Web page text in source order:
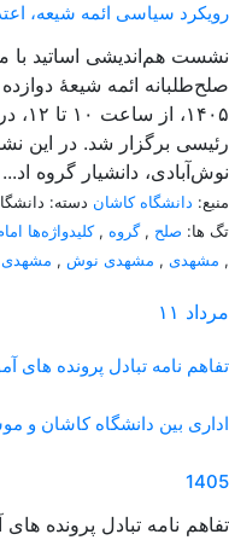
رویکرد سیاسی ائمه شیعه،
نشست هم‌اندیشی اساتید
رئیسی برگزار شد. در
نوش‌آبادی، دانشیار گروه اد...
منبع: دانشگاه کاشان دسته:
تگ ها: صلح ,گروه ,کلیدواژه‌ها
مشهدی , مشهدی نوش , مشهدی ,
۱۱ مرداد
تفاهم نامه تبادل پرونده‌ های
1405
تفاهم نامه تبادل پرونده‌